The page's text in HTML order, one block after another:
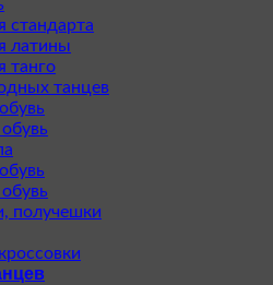
стандарта
латины
танго
танцев
получешки